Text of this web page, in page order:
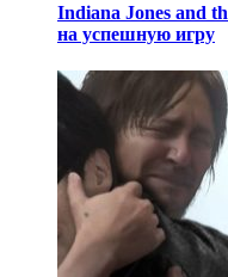
Indiana Jones and
на успешную игру